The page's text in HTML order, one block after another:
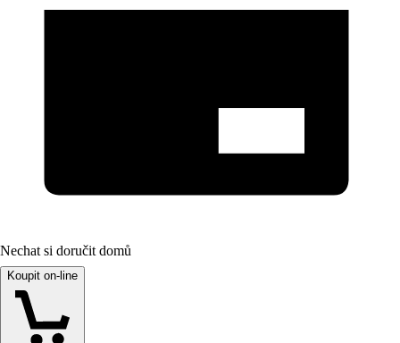
Nechat si doručit domů
Koupit on-line